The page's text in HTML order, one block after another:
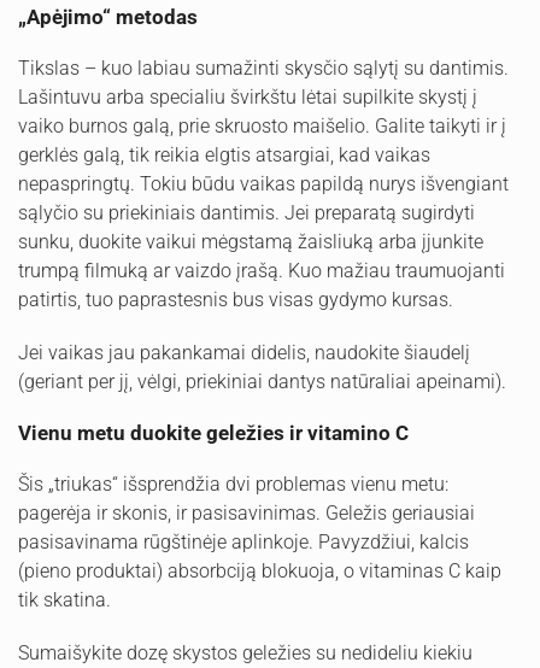
„Apėjimo“ metodas
Tikslas – kuo labiau sumažinti skysčio sąlytį su dantimis.
Lašintuvu arba specialiu švirkštu lėtai supilkite skystį į
vaiko burnos galą, prie skruosto maišelio. Galite taikyti ir į
gerklės galą, tik reikia elgtis atsargiai, kad vaikas
nepaspringtų. Tokiu būdu vaikas papildą nurys išvengiant
sąlyčio su priekiniais dantimis. Jei preparatą sugirdyti
sunku, duokite vaikui mėgstamą žaisliuką arba įjunkite
trumpą filmuką ar vaizdo įrašą. Kuo mažiau traumuojanti
patirtis, tuo paprastesnis bus visas gydymo kursas.
Jei vaikas jau pakankamai didelis, naudokite šiaudelį
(geriant per jį, vėlgi, priekiniai dantys natūraliai apeinami).
Vienu metu duokite geležies ir vitamino C
Šis „triukas“ išsprendžia dvi problemas vienu metu:
pagerėja ir skonis, ir pasisavinimas. Geležis geriausiai
pasisavinama rūgštinėje aplinkoje. Pavyzdžiui, kalcis
(pieno produktai) absorbciją blokuoja, o vitaminas C kaip
tik skatina.
Sumaišykite dozę skystos geležies su nedideliu kiekiu